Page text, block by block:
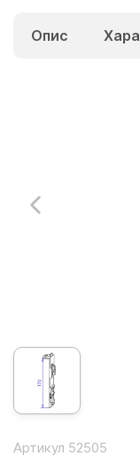
Опис
Артикул 52505